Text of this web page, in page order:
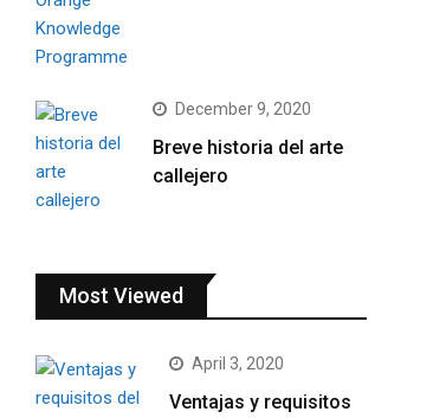
December 9, 2020
Breve historia del arte
callejero
Most Viewed
April 3, 2020
Ventajas y requisitos